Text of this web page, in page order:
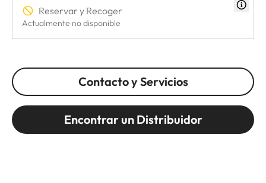
Reservar y Recoger
Actualmente no disponible
Contacto y Servicios
Encontrar un Distribuidor